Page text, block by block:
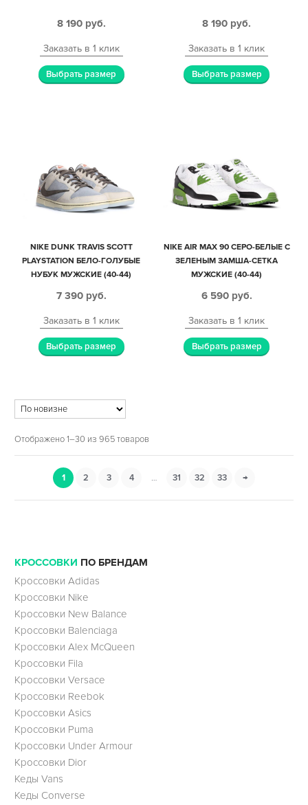
8 190 руб.
Заказать в 1 клик
Выбрать размер
8 190 руб.
Заказать в 1 клик
Выбрать размер
NIKE DUNK TRAVIS SCOTT
PLAYSTATION БЕЛО-ГОЛУБЫЕ
НУБУК МУЖСКИЕ (40-44)
7 390 руб.
Заказать в 1 клик
Выбрать размер
NIKE AIR MAX 90 СЕРО-БЕЛЫЕ С
ЗЕЛЕНЫМ ЗАМША-СЕТКА
МУЖСКИЕ (40-44)
6 590 руб.
Заказать в 1 клик
Выбрать размер
Отображено 1–30 из 965 товаров
1 2 3 4 … 31 32 33 →
КРОССОВКИ ПО БРЕНДАМ
Кроссовки Adidas
Кроссовки Nike
Кроссовки New Balance
Кроссовки Balenciaga
Кроссовки Alex McQueen
Кроссовки Fila
Кроссовки Versace
Кроссовки Reebok
Кроссовки Asics
Кроссовки Puma
Кроссовки Under Armour
Кроссовки Dior
Кеды Vans
Кеды Converse